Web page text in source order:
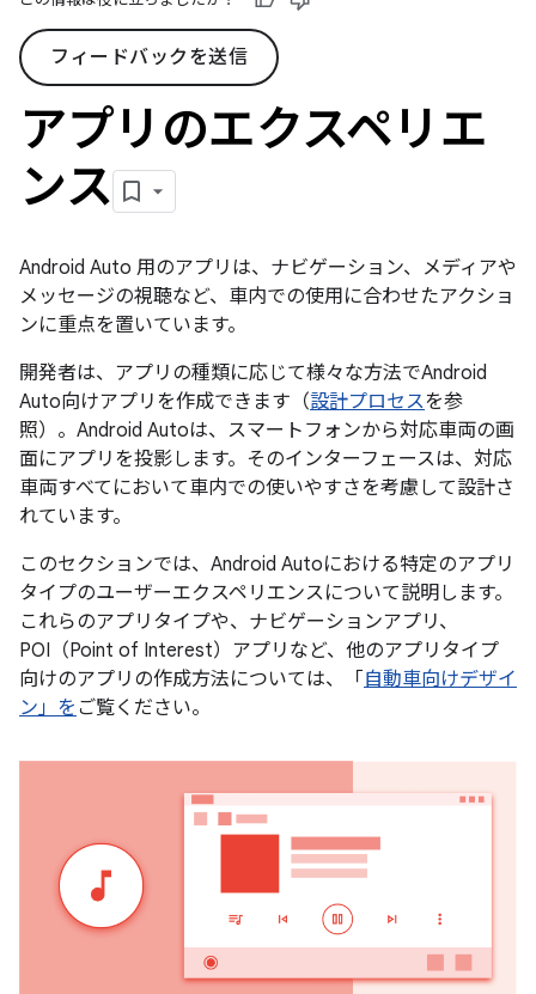
フィードバックを送信
アプリのエクスペリエ
ンス
Android Auto 用のアプリは、ナビゲーション、メディアや
メッセージの視聴など、車内での使用に合わせたアクショ
ンに重点を置いています。
開発者は、アプリの種類に応じて様々な方法でAndroid
Auto向けアプリを作成できます（設計プロセスを参
照）。Android Autoは、スマートフォンから対応車両の画
面にアプリを投影します。そのインターフェースは、対応
車両すべてにおいて車内での使いやすさを考慮して設計さ
れています。
このセクションでは、Android Autoにおける特定のアプリ
タイプのユーザーエクスペリエンスについて説明します。
これらのアプリタイプや、ナビゲーションアプリ、
POI（Point of Interest）アプリなど、他のアプリタイプ
向けのアプリの作成方法については、「 自動車向けデザイ
ン」を ご覧ください。